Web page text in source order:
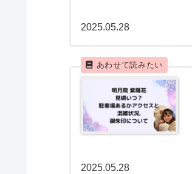
2025.05.28
2025.05.28